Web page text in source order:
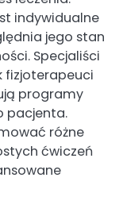
indywidualne
jego stan
Specjaliści
fizjoterapeuci
programy
pacjenta.
różne
ćwiczeń